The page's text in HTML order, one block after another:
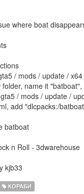
where boat
/ mods / update /
folder, name it
/ mods / update /
add "dlcpacks:/
batboat
n Roll - 3dwarehouse
kjb33
КОРАБИ